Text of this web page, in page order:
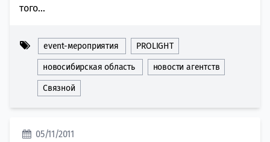
того...
event-мероприятия PROLIGHT
новосибирская область новости агентств
Связной
05/11/2011